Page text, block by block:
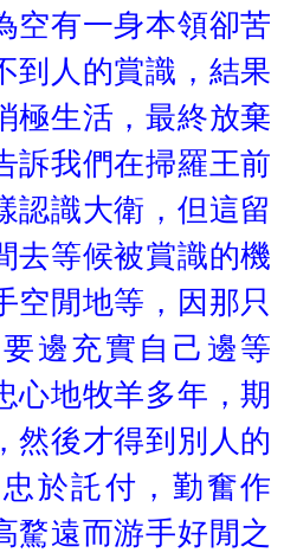
空有一身本領卻苦
到人的賞識，結果
極生活，最終放棄
訴我們在掃羅王前
認識大衛，但這留
去等候被賞識的機
空閒地等，因那只
邊充實自己邊等
心地牧羊多年，期
然後才得到別人的
於託付，勤奮作
騖遠而游手好閒之